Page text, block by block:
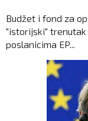
Budžet i fond za
"istorijski" trenutak
poslanicima EP...